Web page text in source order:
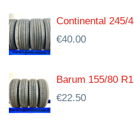
Continental 245/
€40.00
Barum 155/80
€22.50